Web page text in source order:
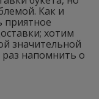
Как и
приятное
хотим
значительной
напомнить о